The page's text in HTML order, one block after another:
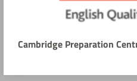
Cambridge Preparation